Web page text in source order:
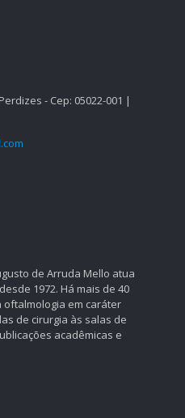
- Cep: 05022-001 |
de Arruda Mello atua
1972. Há mais de 40
oftalmologia em caráter
de cirurgia às salas de
acadêmicas e